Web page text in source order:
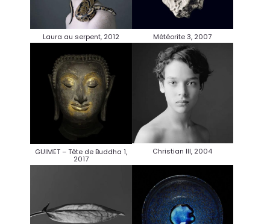
Laura au serpent, 2012 Météorite 3, 2007
GUIMET – Tête de Buddha 1,
2017
Christian III, 2004